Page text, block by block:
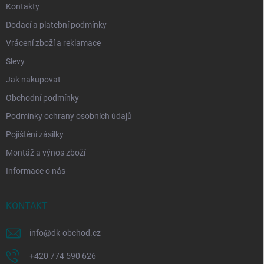
Kontakty
Dodací a platební podmínky
Vrácení zboží a reklamace
Slevy
Jak nakupovat
Obchodní podmínky
Podmínky ochrany osobních údajů
Pojištění zásilky
Montáž a výnos zboží
Informace o nás
KONTAKT
info@dk-obchod.cz
+420 774 590 626